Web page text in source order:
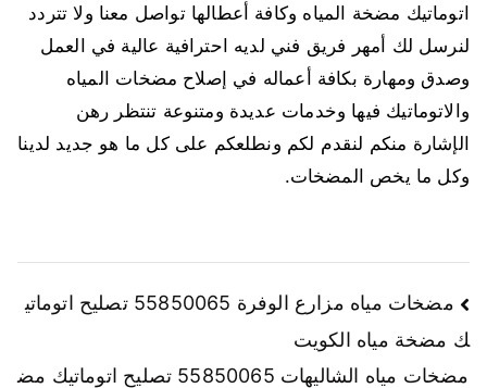
اتوماتيك مضخة المياه وكافة أعطالها تواصل معنا ولا تتردد
لنرسل لك أمهر فريق فني لديه احترافية عالية في العمل
وصدق ومهارة بكافة أعماله في إصلاح مضخات المياه
والاتوماتيك فيها وخدمات عديدة ومتنوعة تنتظر رهن
الإشارة منكم لنقدم لكم ونطلعكم على كل ما هو جديد لدينا
وكل ما يخص المضخات.
مضخات مياه مزارع الوفرة 55850065 تصليح اتوماتي
ك مضخة مياه الكويت
مضخات مياه الشاليهات 55850065 تصليح اتوماتيك مض